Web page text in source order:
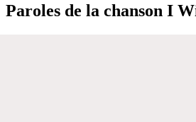
Paroles de la chanson I